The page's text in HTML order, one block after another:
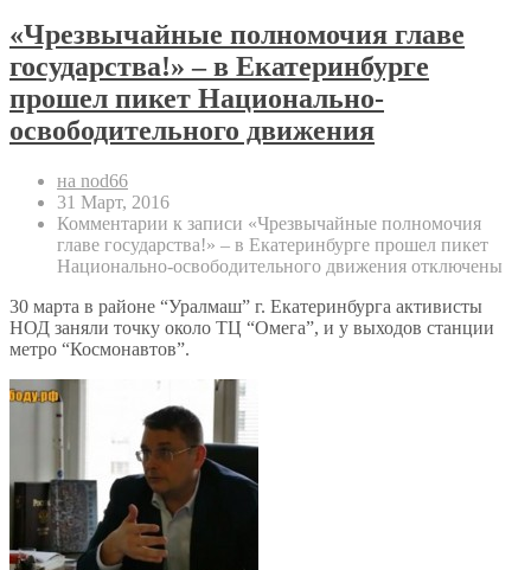
«Чрезвычайные полномочия главе
государства!» – в Екатеринбурге
прошел пикет Национально-
освободительного движения
на nod66
31 Март, 2016
Комментарии к записи «Чрезвычайные полномочия
главе государства!» – в Екатеринбурге прошел пикет
Национально-освободительного движения отключены
30 марта в районе “Уралмаш” г. Екатеринбурга активисты
НОД заняли точку около ТЦ “Омега”, и у выходов станции
метро “Космонавтов”.